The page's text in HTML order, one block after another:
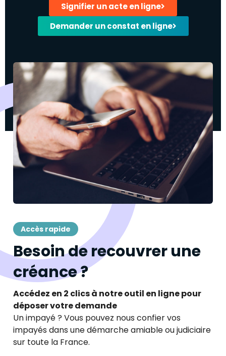
Signifier un acte en ligne
Demander un constat en ligne
Accès rapide
Besoin de recouvrer une
créance ?
Accédez en 2 clics à notre outil en ligne pour
déposer votre demande
Un impayé ? Vous pouvez nous confier vos
impayés dans une démarche amiable ou judiciaire
sur toute la France.